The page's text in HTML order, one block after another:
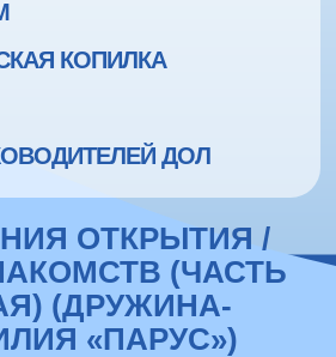
КОПИЛКА
ДОЛ
ОТКРЫТИЯ /
(ЧАСТЬ
(ДРУЖИНА-
«ПАРУС»)